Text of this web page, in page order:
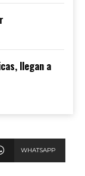
llegan a
WHATSAPP